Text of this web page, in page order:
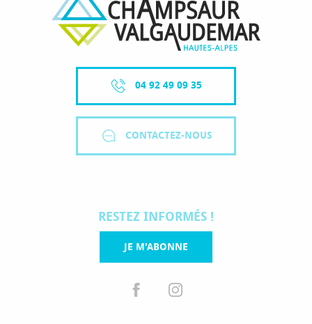
04 92 49 09 35
CONTACTEZ-NOUS
RESTEZ INFORMÉS !
JE M'ABONNE